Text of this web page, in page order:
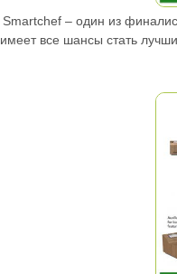
Smartchef – один из
имеет все шансы стать